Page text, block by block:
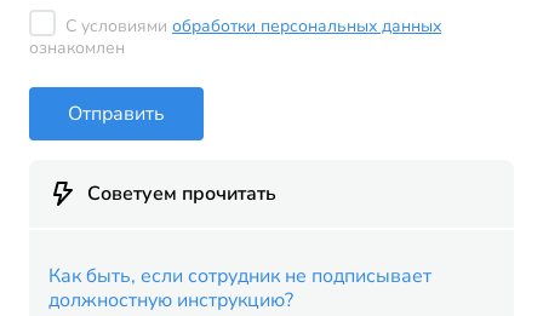
С условиями обработки персональных данных
ознакомлен
Отправить
Советуем прочитать
Как быть, если сотрудник не подписывает
должностную инструкцию?